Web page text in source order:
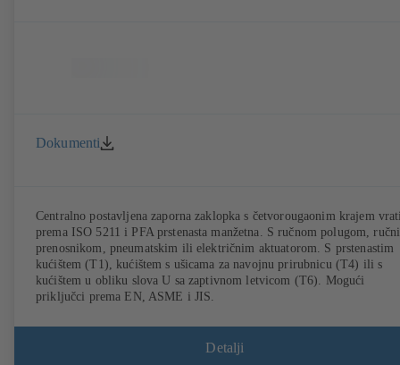
Dokumenti
Centralno postavljena zaporna zaklopka s četvorougaonim krajem
prema ISO 5211 i PFA prstenasta manžetna. S ručnom polugom,
prenosnikom, pneumatskim ili električnim aktuatorom. S prstenastim
kućištem (T1), kućištem s ušicama za navojnu prirubnicu (T4) ili s
kućištem u obliku slova U sa zaptivnom letvicom (T6). Mogući
priključci prema EN, ASME i JIS.
Detalji